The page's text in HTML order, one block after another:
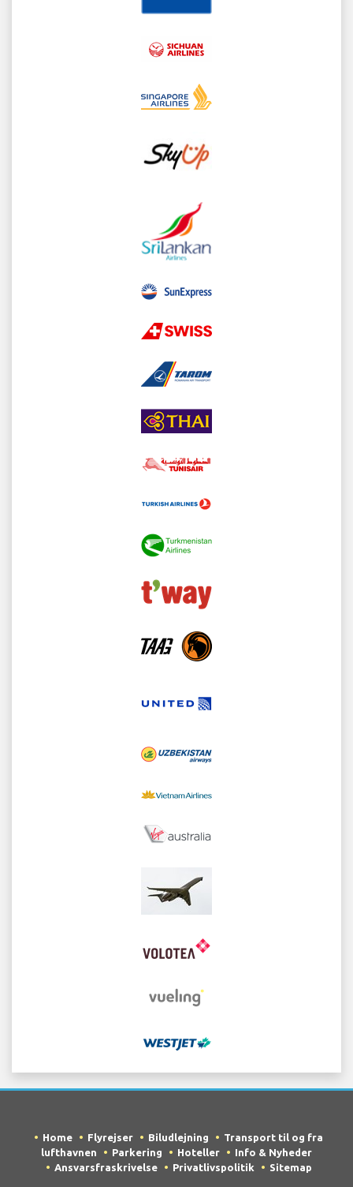
Home Flyrejser Biludlejning
Transport til og fra
lufthavnen
Parkering Hoteller
Info & Nyheder
Ansvarsfraskrivelse
Privatlivspolitik Sitemap